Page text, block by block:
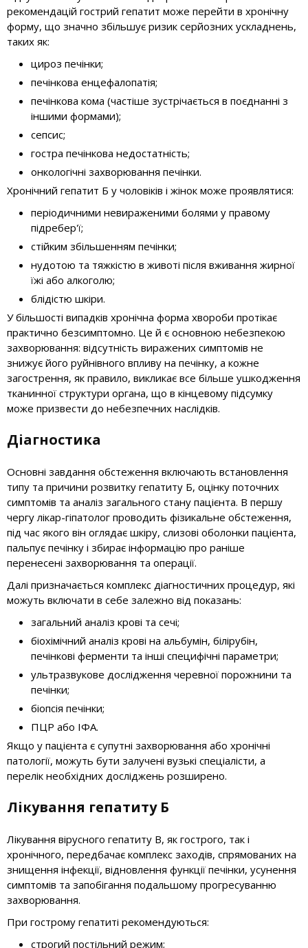
рекомендацій гострий гепатит може перейти в хронічну
форму, що значно збільшує ризик серйозних ускладнень,
таких як:
цироз печінки;
печінкова енцефалопатія;
печінкова кома (частіше зустрічається в поєднанні з
іншими формами);
сепсис;
гостра печінкова недостатність;
онкологічні захворювання печінки.
Хронічний гепатит Б у чоловіків і жінок може проявлятися:
періодичними невираженими болями у правому
підребер'ї;
стійким збільшенням печінки;
нудотою та тяжкістю в животі після вживання жирної
їжі або алкоголю;
блідістю шкіри.
У більшості випадків хронічна форма хвороби протікає
практично безсимптомно. Це й є основною небезпекою
захворювання: відсутність виражених симптомів не
знижує його руйнівного впливу на печінку, а кожне
загострення, як правило, викликає все більше ушкодження
тканинної структури органа, що в кінцевому підсумку
може призвести до небезпечних наслідків.
Діагностика
Основні завдання обстеження включають встановлення
типу та причини розвитку гепатиту Б, оцінку поточних
симптомів та аналіз загального стану пацієнта. В першу
чергу лікар-гіпатолог проводить фізикальне обстеження,
під час якого він оглядає шкіру, слизові оболонки пацієнта,
пальпує печінку і збирає інформацію про раніше
перенесені захворювання та операції.
Далі призначається комплекс діагностичних процедур, які
можуть включати в себе залежно від показань:
загальний аналіз крові та сечі;
біохімічний аналіз крові на альбумін, білірубін,
печінкові ферменти та інші специфічні параметри;
ультразвукове дослідження черевної порожнини та
печінки;
біопсія печінки;
ПЦР або ІФА.
Якщо у пацієнта є супутні захворювання або хронічні
патології, можуть бути залучені вузькі спеціалісти, а
перелік необхідних досліджень розширено.
Лікування гепатиту Б
Лікування вірусного гепатиту B, як гострого, так і
хронічного, передбачає комплекс заходів, спрямованих на
знищення інфекції, відновлення функції печінки, усунення
симптомів та запобігання подальшому прогресуванню
захворювання.
При гострому гепатиті рекомендуються:
строгий постільний режим;